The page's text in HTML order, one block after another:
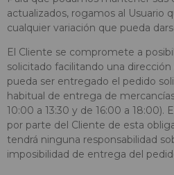
actualizados, rogamos al Usuario
cualquier variación que pueda
El Cliente se compromete a
solicitado facilitando una
pueda ser entregado el pedido
habitual de entrega de
10:00 a 13:30 y de 16:00 a
por parte del Cliente de esta
tendrá ninguna responsabilidad
imposibilidad de entrega del